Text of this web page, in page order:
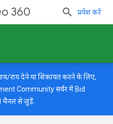
360 प्रवेश करें
राय देने या शिकायत करने के लिए,
Communityसर्वर में Bid
चैनल से जुड़ें.